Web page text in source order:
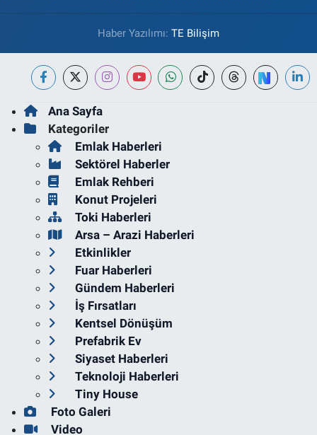
Haber Yazılımı: TE Bilişim
Ana Sayfa
Kategoriler
Emlak Haberleri
Sektörel Haberler
Emlak Rehberi
Konut Projeleri
Toki Haberleri
Arsa – Arazi Haberleri
Etkinlikler
Fuar Haberleri
Gündem Haberleri
İş Fırsatları
Kentsel Dönüşüm
Prefabrik Ev
Siyaset Haberleri
Teknoloji Haberleri
Tiny House
Foto Galeri
Video